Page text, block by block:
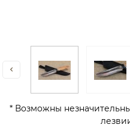
* Возможны